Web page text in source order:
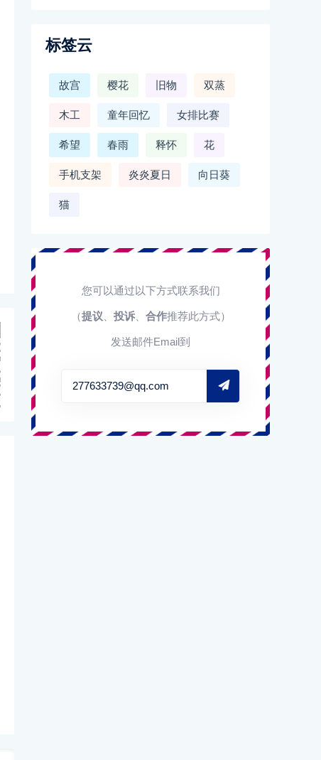
标签云
故宫 樱花 旧物 双蒸
木工 童年回忆 女排比赛
希望 春雨 释怀 花
手机支架 炎炎夏日 向日葵
猫
您可以通过以下方式联系我们
（提议 投诉、 合作推荐此方式）
发送邮件Email到
277633739@qq.com